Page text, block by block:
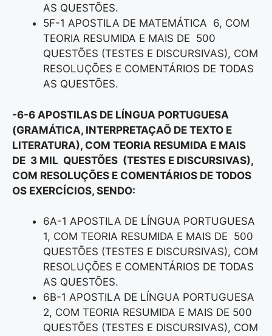
AS QUESTÕES.
5F-1 APOSTILA DE MATEMÁTICA 6, COM
TEORIA RESUMIDA E MAIS DE 500
QUESTÕES (TESTES E DISCURSIVAS), COM
RESOLUÇÕES E COMENTÁRIOS DE TODAS
AS QUESTÕES.
-6-6 APOSTILAS DE LÍNGUA PORTUGUESA
(GRAMÁTICA, INTERPRETAÇAÕ DE TEXTO E
LITERATURA), COM TEORIA RESUMIDA E MAIS
DE 3 MIL QUESTÕES (TESTES E DISCURSIVAS),
COM RESOLUÇÕES E COMENTÁRIOS DE TODOS
OS EXERCÍCIOS, SENDO:
6A-1 APOSTILA DE LÍNGUA PORTUGUESA
1, COM TEORIA RESUMIDA E MAIS DE 500
QUESTÕES (TESTES E DISCURSIVAS), COM
RESOLUÇÕES E COMENTÁRIOS DE TODAS
AS QUESTÕES.
6B-1 APOSTILA DE LÍNGUA PORTUGUESA
2, COM TEORIA RESUMIDA E MAIS DE 500
QUESTÕES (TESTES E DISCURSIVAS), COM